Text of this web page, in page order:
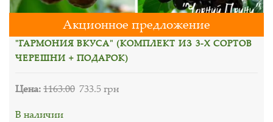
Акционное предложение
"ГАРМОНИЯ ВКУСА" (КОМПЛЕКТ ИЗ 3-Х СОРТОВ
ЧЕРЕШНИ + ПОДАРОК)
Цена:1163.00 733.5 грн
В наличии